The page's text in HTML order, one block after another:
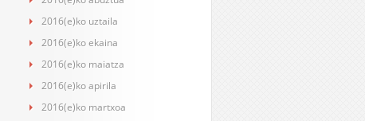
2016(e)ko uztaila
2016(e)ko ekaina
2016(e)ko maiatza
2016(e)ko apirila
2016(e)ko martxoa